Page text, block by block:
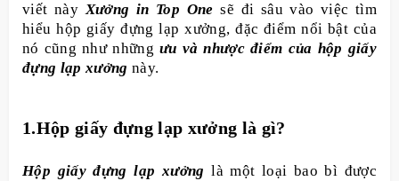
viết nàyXưởng in Top One sẽ đi sâu vào việc tìm
hiểu hộp giấy đựng lạp xưởng, đặc điểm nổi bật của
nó cũng như những ưu và nhược điểm của hộp giấy
đựng lạp xưởng này.
1.Hộp giấy đựng lạp xưởng là gì?
Hộp giấy đựng lạp xưởng là một loại bao bì được